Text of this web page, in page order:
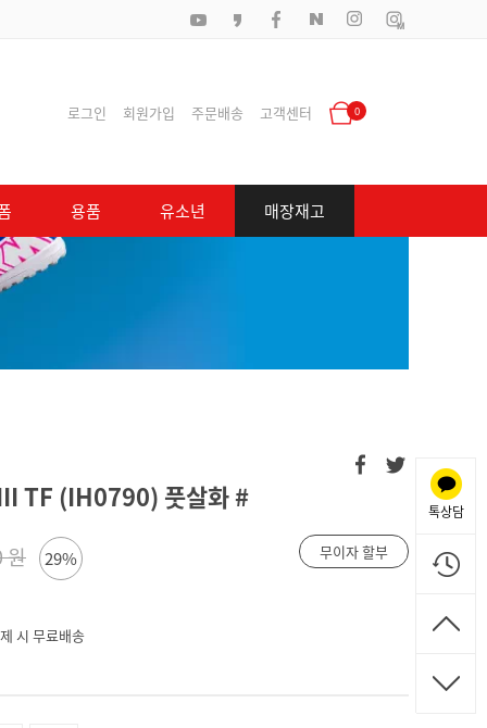
로그인 회원가입 주문배송 고객센터 0
용품 유소년 매장재고
TF (IH0790) 풋살화 #
원 29% 무이자 할부
시 무료배송
톡상담